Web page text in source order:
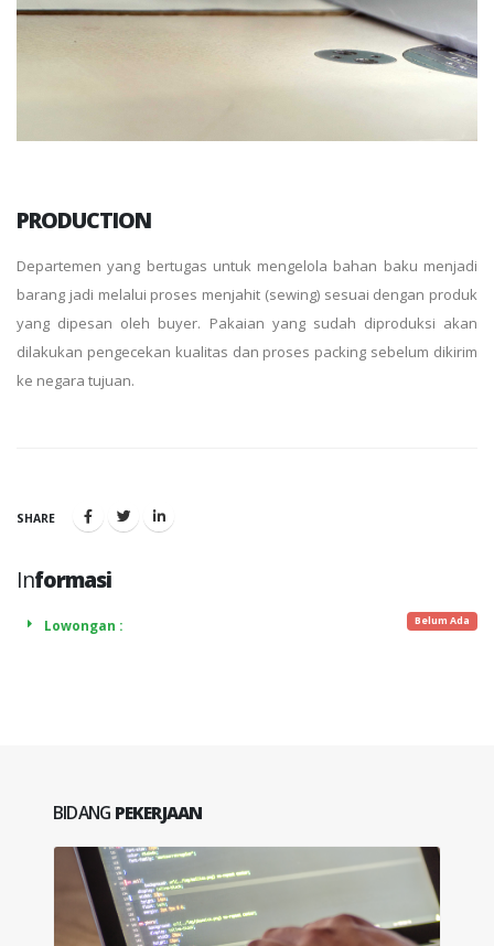
PRODUCTION
Departemen yang bertugas untuk mengelola bahan baku menjadi
barang jadi melalui proses menjahit (sewing) sesuai dengan produk
yang dipesan oleh buyer. Pakaian yang sudah diproduksi akan
dilakukan pengecekan kualitas dan proses packing sebelum dikirim
ke negara tujuan.
SHARE
Informasi
Lowongan : Belum Ada
BIDANG PEKERJAAN